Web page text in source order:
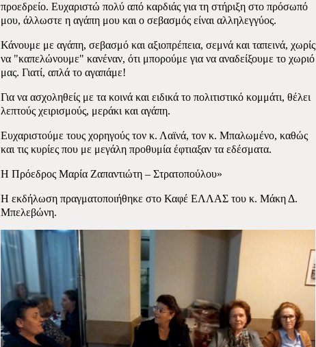
προεδρείο. Ευχαριστώ πολύ από καρδιάς για τη στήριξη στο πρόσωπό
μου, άλλωστε η αγάπη μου και ο σεβασμός είναι αλληλεγγύος.
Κάνουμε με αγάπη, σεβασμό και αξιοπρέπεια, σεμνά και ταπεινά, χωρίς
να "καπελώνουμε" κανέναν, ότι μπορούμε για να αναδείξουμε το χωριό
μας. Γιατί, απλά το αγαπάμε!
Για να ασχοληθείς με τα κοινά και ειδικά το πολιτιστικό κομμάτι, θέλει
λεπτούς χειρισμούς, μεράκι και αγάπη.
Ευχαριστούμε τους χορηγούς τον κ. Λαϊνά, τον κ. Μπαλωμένο, καθώς
και τις κυρίες που με μεγάλη προθυμία έφτιαξαν τα εδέσματα.
Η Πρόεδρος Μαρία Ζαπαντιώτη – Στρατοπούλου»
Η εκδήλωση πραγματοποιήθηκε στο Καφέ ΕΛΛΑΣ του κ. Μάκη Δ.
Μπελεβώνη.